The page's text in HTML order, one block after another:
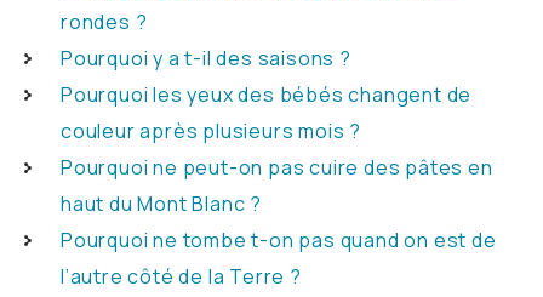
rondes ?
Pourquoi y a t-il des saisons ?
Pourquoi les yeux des bébés changent de
couleur après plusieurs mois ?
Pourquoi ne peut-on pas cuire des pâtes en
haut du Mont Blanc ?
Pourquoi ne tombe t-on pas quand on est de
l’autre côté de la Terre ?